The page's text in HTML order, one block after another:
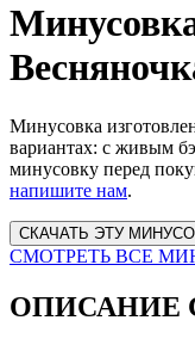
Минусовка
вариантах: с живым
минусовку перед
напишите нам.
Website
URL
СМОТРЕТЬ ВСЕ
ОПИСАНИЕ